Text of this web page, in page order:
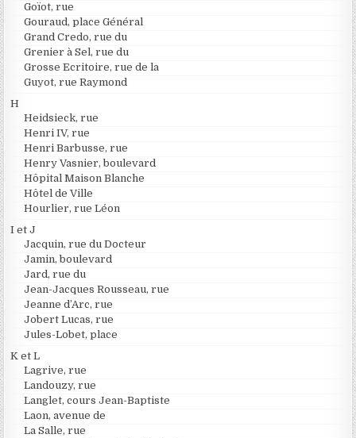
Goïot, rue
Gouraud, place Général
Grand Credo, rue du
Grenier à Sel, rue du
Grosse Ecritoire, rue de la
Guyot, rue Raymond
H
Heidsieck, rue
Henri IV, rue
Henri Barbusse, rue
Henry Vasnier, boulevard
Hôpital Maison Blanche
Hôtel de Ville
Hourlier, rue Léon
I et J
Jacquin, rue du Docteur
Jamin, boulevard
Jard, rue du
Jean-Jacques Rousseau, rue
Jeanne d’Arc, rue
Jobert Lucas, rue
Jules-Lobet, place
K et L
Lagrive, rue
Landouzy, rue
Langlet, cours Jean-Baptiste
Laon, avenue de
La Salle, rue